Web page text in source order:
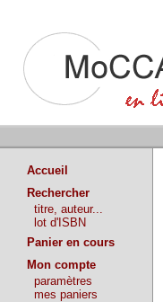
Accueil
Rechercher
titre, auteur...
lot d'ISBN
Panier en cours
Mon compte
paramètres
mes paniers